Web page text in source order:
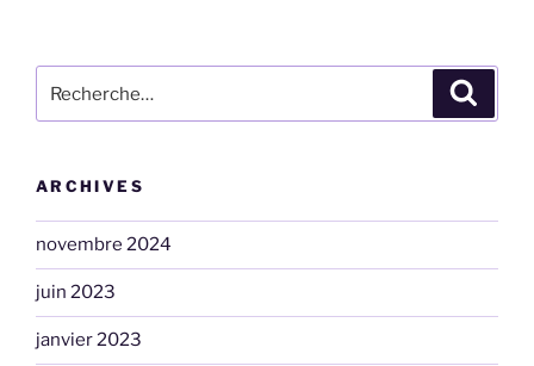
pour
ARCHIVES
novembre 2024
juin 2023
janvier 2023